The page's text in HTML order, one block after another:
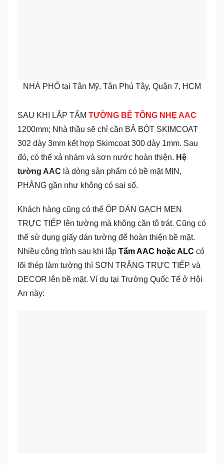
NHÀ PHỐ tại Tân Mỹ, Tân Phú Tây, Quận 7, HCM
SAU KHI LẮP TẤM TƯỜNG BÊ TÔNG NHẸ AAC
1200mm; Nhà thầu sẽ chỉ cần BẢ BỘT SKIMCOAT
302 dày 3mm kết hợp Skimcoat 300 dày 1mm. Sau
đó, có thể xả nhám và sơn nước hoàn thiện. Hệ
tường AAC là dòng sản phẩm có bề mặt MỊN,
PHẲNG gần như không có sai số.
Khách hàng cũng có thể ỐP DÁN GẠCH MEN
TRỰC TIẾP lên tường mà không cần tô trát. Cũng có
thể sử dụng giấy dán tường để hoàn thiện bề mặt.
Nhiều công trình sau khi lắp Tấm AAC hoặc ALC có
lõi thép làm tường thì SƠN TRẮNG TRỰC TIẾP và
DECOR lên bề mặt. Ví dụ tại Trường Quốc Tế ở Hội
An này: